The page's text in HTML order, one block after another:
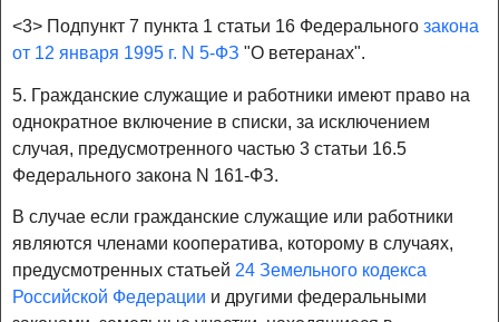
<3> Подпункт 7 пункта 1 статьи 16 Федерального закона
от 12 января 1995 г. N 5-ФЗ "О ветеранах".
5. Гражданские служащие и работники имеют право на
однократное включение в списки, за исключением
случая, предусмотренного частью 3 статьи 16.5
Федерального закона N 161-ФЗ.
В случае если гражданские служащие или работники
являются членами кооператива, которому в случаях,
предусмотренных статьей 24 Земельного кодекса
Российской Федерации и другими федеральными